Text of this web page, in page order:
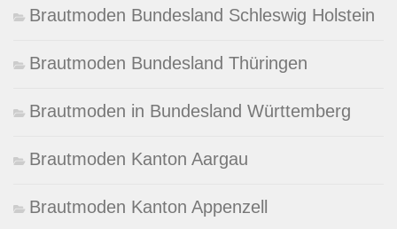
Brautmoden Bundesland Schleswig Holstein
Brautmoden Bundesland Thüringen
Brautmoden in Bundesland Württemberg
Brautmoden Kanton Aargau
Brautmoden Kanton Appenzell